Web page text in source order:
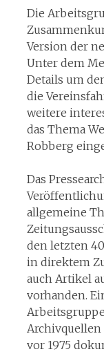
Die
Version der
Unter dem
Details um
die
weitere
das Thema
Robberg
Das
allgemeine
den letzten
in direktem
auch Artikel
vorhanden.
Archivquellen
vor 1975